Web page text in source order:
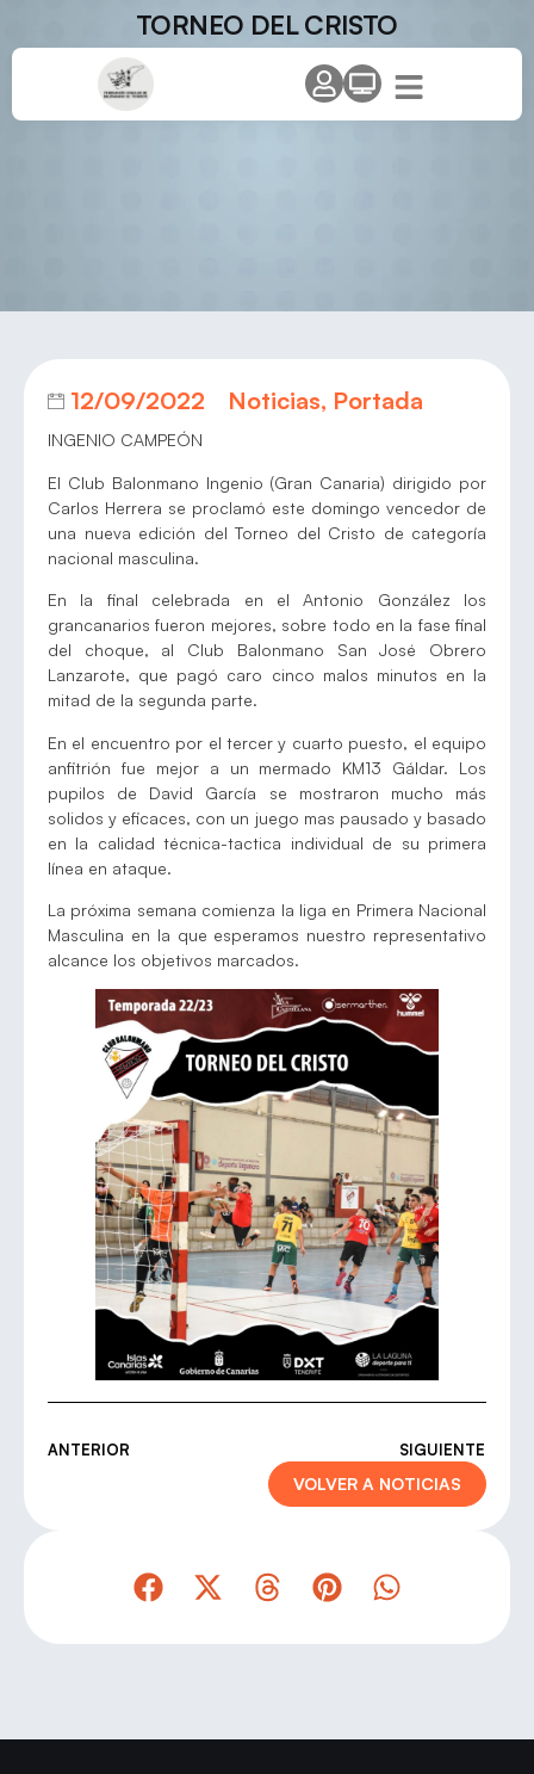
TORNEO DEL CRISTO
12/09/2022 Noticias, Portada
INGENIO CAMPEÓN
El Club Balonmano Ingenio (Gran Canaria) dirigido por
Carlos Herrera se proclamó este domingo vencedor de
una nueva edición del Torneo del Cristo de categoría
nacional masculina.
En la final celebrada en el Antonio González los
grancanarios fueron mejores, sobre todo en la fase final
del choque, al Club Balonmano San José Obrero
Lanzarote, que pagó caro cinco malos minutos en la
mitad de la segunda parte.
En el encuentro por el tercer y cuarto puesto, el equipo
anfitrión fue mejor a un mermado KM13 Gáldar. Los
pupilos de David García se mostraron mucho más
solidos y eficaces, con un juego mas pausado y basado
en la calidad técnica-tactica individual de su primera
línea en ataque.
La próxima semana comienza la liga en Primera Nacional
Masculina en la que esperamos nuestro representativo
alcance los objetivos marcados.
ANTERIOR SIGUIENTE
VOLVER A NOTICIAS